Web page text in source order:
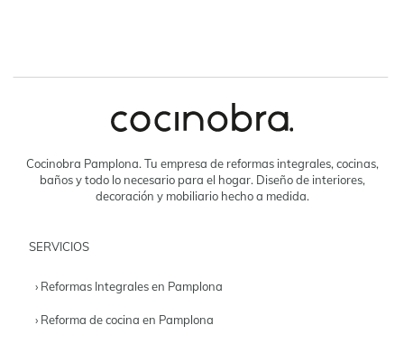
Cocinobra Pamplona. Tu empresa de reformas integrales, cocinas,
baños y todo lo necesario para el hogar. Diseño de interiores,
decoración y mobiliario hecho a medida.
SERVICIOS
› Reformas Integrales en Pamplona
› Reforma de cocina en Pamplona